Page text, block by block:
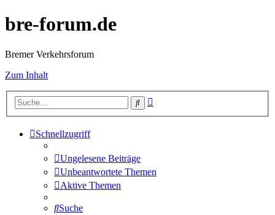
bre-forum.de
Bremer Verkehrsforum
Zum Inhalt
Suche
Schnellzugriff
Ungelesene Beiträge
Unbeantwortete Themen
Aktive Themen
Suche